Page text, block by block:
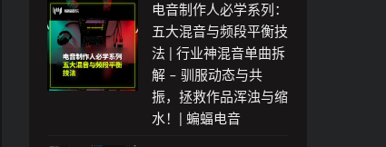
电音制作人必学系列：
五大混音与频段平衡技
法 | 行业神混音单曲拆
解 – 驯服动态与共
振，拯救作品浑浊与缩
水！| 蝙蝠电音